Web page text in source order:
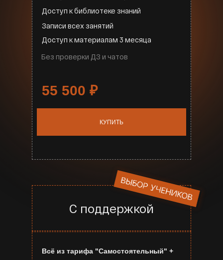
55 500 ₽
Записи всех занятий
Доступ к библиотеке знаний
Всё из тарифа "Самостоятельный" +
Доступ к материалам 3 месяца
Без проверки ДЗ и чатов
КУПИТЬ
С поддержкой